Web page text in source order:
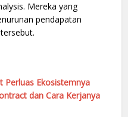
Mereka yang
pendapatan
Perluas Ekosistemnya
dan Cara Kerjanya